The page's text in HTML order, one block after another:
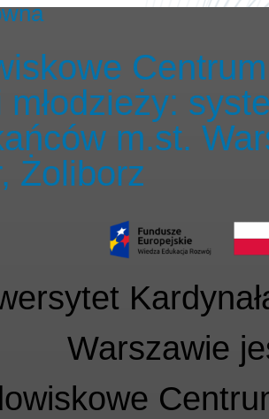
młodzieży:
m.st.
Żoliborz
Warszawie